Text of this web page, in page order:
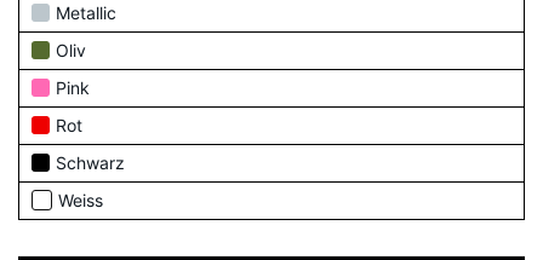
Metallic
Oliv
Pink
Rot
Schwarz
Weiss